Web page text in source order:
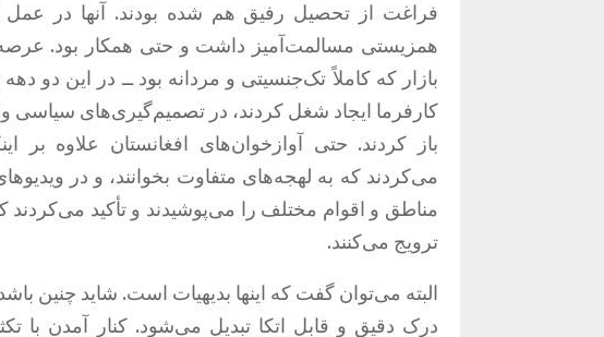
فراغت از تحصیل رفیق هم شده بودند. آنها در عمل
همزیستی مسالمت‌آمیز داشت و حتی همکار بود.
بازار که کاملاً تک‌جنسیتی و مردانه بود ــ در این دو
کارفرما ایجاد شغل کردند، در تصمیم‌گیری‌های
باز کردند. حتی آوازخوان‌های افغانستان علاوه بر
می‌کردند که به لهجه‌های متفاوت بخوانند، و در
مناطق و اقوام مختلف را می‌پوشیدند و تأکید می‌کردند
ترویج می‌کنند.
البته می‌توان گفت که اینها بدیهیات است. شاید چنین
درک دقیق و قابل اتکا تبدیل می‌شود. کنار آمدن با